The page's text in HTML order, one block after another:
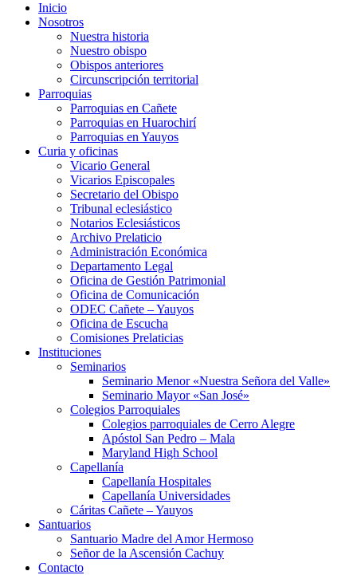
Inicio
Nosotros
Nuestra historia
Nuestro obispo
Obispos anteriores
Circunscripción territorial
Parroquias
Parroquias en Cañete
Parroquias en Huarochirí
Parroquias en Yauyos
Curia y oficinas
Vicario General
Vicarios Episcopales
Secretario del Obispo
Tribunal eclesiástico
Notarios Eclesiásticos
Archivo Prelaticio
Administración Económica
Departamento Legal
Oficina de Gestión Patrimonial
Oficina de Comunicación
ODEC Cañete – Yauyos
Oficina de Escucha
Comisiones Prelaticias
Instituciones
Seminarios
Seminario Menor «Nuestra Señora del Valle»
Seminario Mayor «San José»
Colegios Parroquiales
Colegios parroquiales de Cerro Alegre
Apóstol San Pedro – Mala
Maryland High School
Capellanía
Capellanía Hospitales
Capellanía Universidades
Cáritas Cañete – Yauyos
Santuarios
Santuario Madre del Amor Hermoso
Señor de la Ascensión Cachuy
Contacto